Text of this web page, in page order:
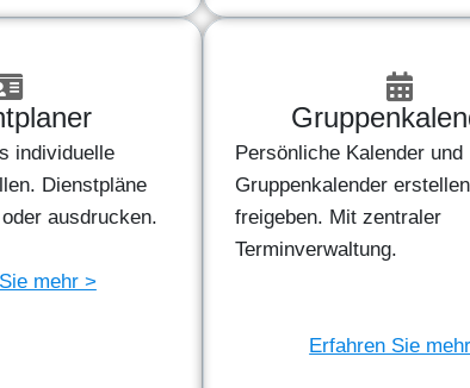
individuelle
Dienstpläne
ausdrucken.
mehr >
Persönliche Kalender und
Gruppenkalender
freigeben. Mit zentraler
Terminverwaltung.
Erfahren Sie